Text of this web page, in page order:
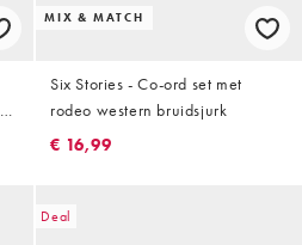
MIX & MATCH
Six Stories - Co-ord set met
rodeo western bruidsjurk
€ 16,99
Deal